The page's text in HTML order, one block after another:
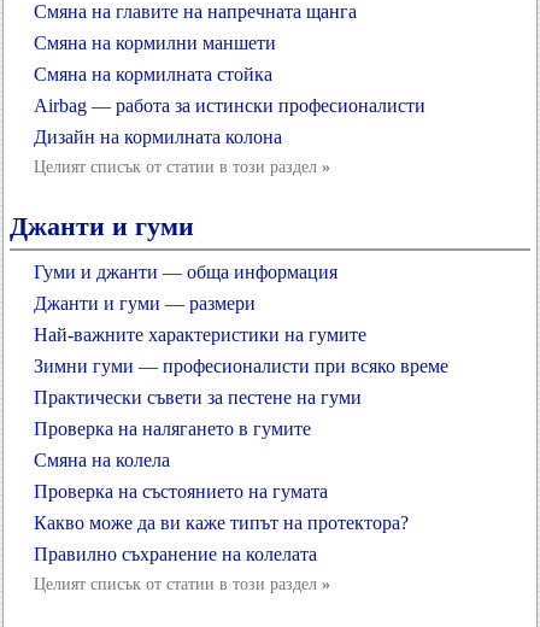
Смяна на главите на напречната щанга
Смяна на кормилни маншети
Смяна на кормилната стойка
Airbag — работа за истински професионалисти
Дизайн на кормилната колона
Целият списък от статии в този раздел »
Джанти и гуми
Гуми и джанти — обща информация
Джанти и гуми — размери
Най-важните характеристики на гумите
Зимни гуми — професионалисти при всяко време
Практически съвети за пестене на гуми
Проверка на налягането в гумите
Смяна на колела
Проверка на състоянието на гумата
Какво може да ви каже типът на протектора?
Правилно съхранение на колелата
Целият списък от статии в този раздел »